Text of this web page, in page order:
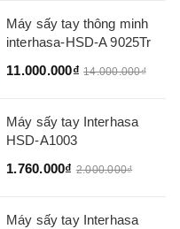
Máy sấy tay thông minh
interhasa-HSD-A 9025Tr
11.000.000₫ 14.000.000₫
Máy sấy tay Interhasa
HSD-A1003
1.760.000₫ 2.000.000₫
Máy sấy tay Interhasa